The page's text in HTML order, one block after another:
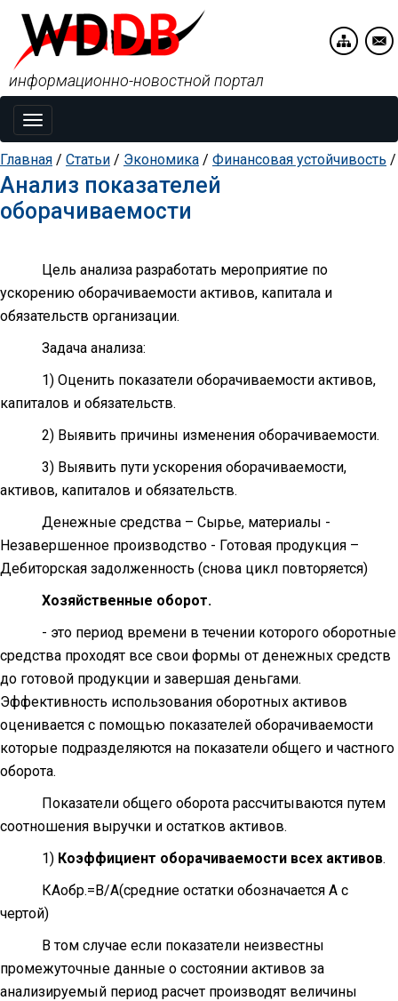
Toggle
navigation
информационно-новостной портал
Главная / Статьи / Экономика / Финансовая устойчивость /
Анализ показателей
оборачиваемости
Цель анализа разработать мероприятие по
ускорению оборачиваемости активов, капитала и
обязательств организации.
Задача анализа:
1) Оценить показатели оборачиваемости активов,
капиталов и обязательств.
2) Выявить причины изменения оборачиваемости.
3) Выявить пути ускорения оборачиваемости,
активов, капиталов и обязательств.
Денежные средства – Сырье, материалы -
Незавершенное производство - Готовая продукция –
Дебиторская задолженность (снова цикл повторяется)
Хозяйственные оборот.
- это период времени в течении которого оборотные
средства проходят все свои формы от денежных средств
до готовой продукции и завершая деньгами.
Эффективность использования оборотных активов
оценивается с помощью показателей оборачиваемости
которые подразделяются на показатели общего и частного
оборота.
Показатели общего оборота рассчитываются путем
соотношения выручки и остатков активов.
1) Коэффициент оборачиваемости всех активов.
КАобр.=В/А(средние остатки обозначается А с
чертой)
В том случае если показатели неизвестны
промежуточные данные о состоянии активов за
анализируемый период расчет производят величины